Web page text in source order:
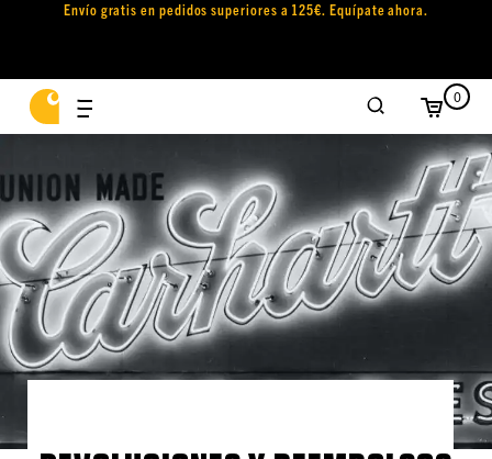
Envío gratis en pedidos superiores a 125€. Equípate ahora.
0